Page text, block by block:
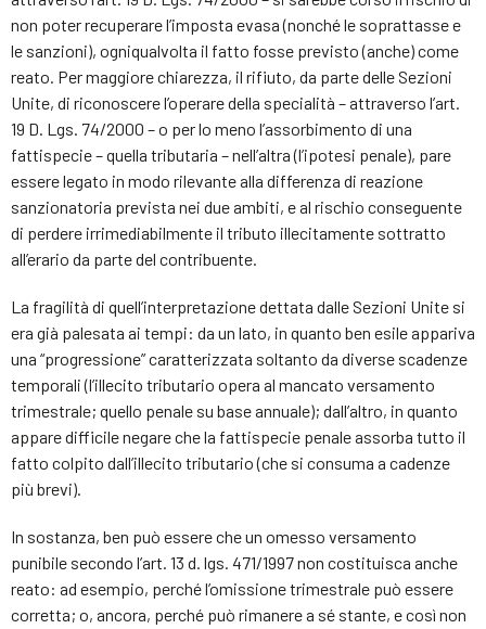
non poter recuperare l’imposta evasa (nonché le soprattasse e
le sanzioni), ogniqualvolta il fatto fosse previsto (anche) come
reato. Per maggiore chiarezza, il rifiuto, da parte delle Sezioni
Unite, di riconoscere l’operare della specialità – attraverso l’art.
19 D. Lgs. 74/2000 – o per lo meno l’assorbimento di una
fattispecie – quella tributaria – nell’altra (l’ipotesi penale), pare
essere legato in modo rilevante alla differenza di reazione
sanzionatoria prevista nei due ambiti, e al rischio conseguente
di perdere irrimediabilmente il tributo illecitamente sottratto
all’erario da parte del contribuente.
La fragilità di quell’interpretazione dettata dalle Sezioni Unite si
era già palesata ai tempi: da un lato, in quanto ben esile appariva
una “progressione” caratterizzata soltanto da diverse scadenze
temporali (l’illecito tributario opera al mancato versamento
trimestrale; quello penale su base annuale); dall’altro, in quanto
appare difficile negare che la fattispecie penale assorba tutto il
fatto colpito dall’illecito tributario (che si consuma a cadenze
più brevi).
In sostanza, ben può essere che un omesso versamento
punibile secondo l’art. 13 d. lgs. 471/1997 non costituisca anche
reato: ad esempio, perché l’omissione trimestrale può essere
corretta; o, ancora, perché può rimanere a sé stante, e così non